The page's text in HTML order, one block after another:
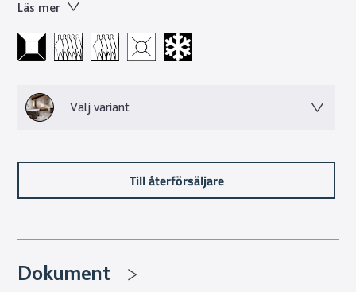
lätt att sköta till skillnad från natursten som ofta kräver
regelbundet underhåll. Designen skapas genom en otrolig
mönsterbilder än vad riktig sten kan erbjuda.
Granitkeramikens många fina egenskaper gör valet lätt för
flera generationer.
Läs mer
Välj variant
Till återförsäljare
Dokument